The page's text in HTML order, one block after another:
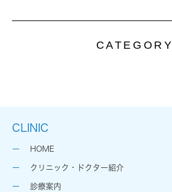
CATEGORY
CLINIC
HOME
クリニック・ドクター紹介
診療案内